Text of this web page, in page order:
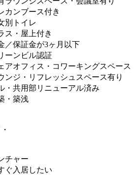
カンブース付き
別トイレ
ス・屋上付き
／保証金が3ヶ月以下
ーンビル認証
アオフィス・コワーキングスペース
ンジ・リフレッシュスペース有り
・共用部リニューアル済み
・築浅
チャー
ぐ入居したい